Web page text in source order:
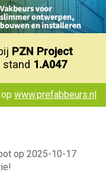
PZN Project
stand 1.A047
www.prefabbeurs.nl
op 2025-10-17